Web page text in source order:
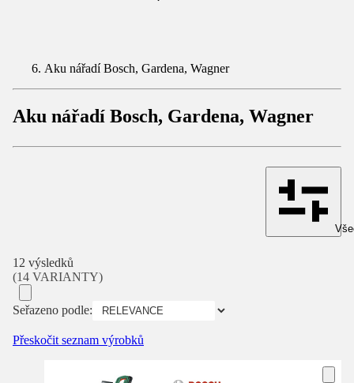
Aku nářadí Bosch, Gardena, Wagner
Aku nářadí Bosch, Gardena, Wagner
12 výsledků
(14 VARIANTY)
Seřazeno podle:
Přeskočit seznam výrobků